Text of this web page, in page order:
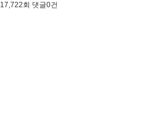
17,722회 댓글0건